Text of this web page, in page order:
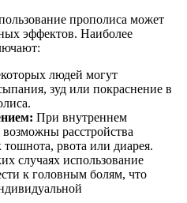
прополиса может
эффектов. Наиболее
людей могут
зуд или покраснение в
При внутреннем
расстройства
рвота или диарея.
случаях использование
к головным болям, что